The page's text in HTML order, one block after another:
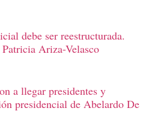
debe ser reestructurada.
Ariza-Velasco
a llegar presidentes y
presidencial de Abelardo De